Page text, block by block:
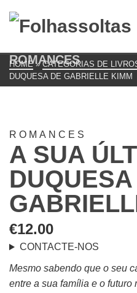
ROMANCES
HOME » CATEGORIAS DE
DUQUESA DE GABRIELLE KIMM
ROMANCES
A SUA
€12.00
CONTACTE-NOS
Mesmo sabendo que o seu
entre a sua família e o